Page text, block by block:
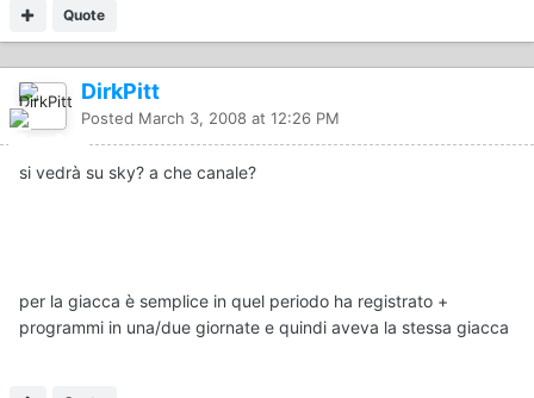
Quote
DirkPitt
Posted March 3, 2008 at 12:26 PM
si vedrà su sky? a che canale?
per la giacca è semplice in quel periodo ha registrato +
programmi in una/due giornate e quindi aveva la stessa giacca